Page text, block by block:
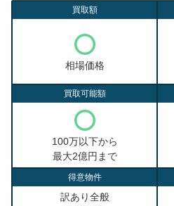
買取額
相場価格
買取可能額
100万以下から
最大2億円まで
得意物件
訳あり全般